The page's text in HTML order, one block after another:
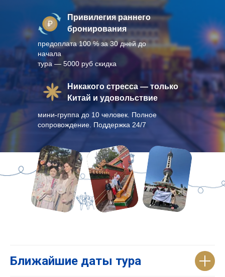
предоплата 100 % за 30 дней до
начала
тура — 5000 руб скидка
мини-группа до 10 человек. Полное
сопровождение. Поддержка 24/7
Привилегия раннего
бронирования
Никакого стресса — только
Китай и удовольствие
Ближайшие даты тура